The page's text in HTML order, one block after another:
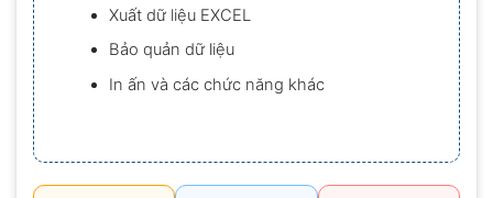
Xuất dữ liệu EXCEL
Bảo quản dữ liệu
In ấn và các chức năng khác